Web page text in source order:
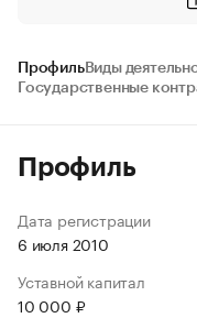
ПрофильВиды
Государственные
Профиль
Дата регистрации
6 июля 2010
Уставной капитал
10 000 ₽